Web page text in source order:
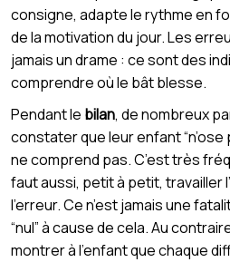
consigne, adapte le rythme en
de la motivation du jour. Les
jamais un drame : ce sont des
comprendre où le bât blesse.
Pendant le bilan, de nombreux
constater que leur enfant “n’ose
ne comprend pas. C’est très
faut aussi, petit à petit, travailler
l’erreur. Ce n’est jamais une
“nul” à cause de cela. Au
montrer à l’enfant que chaque